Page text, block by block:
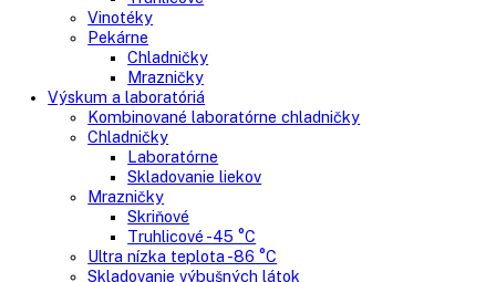
Truhlicové mrazničky
Chladnie nápojov
Skriňové
Truhlicové
Vinotéky
Pekárne
Chladničky
Mrazničky
Výskum a laboratóriá